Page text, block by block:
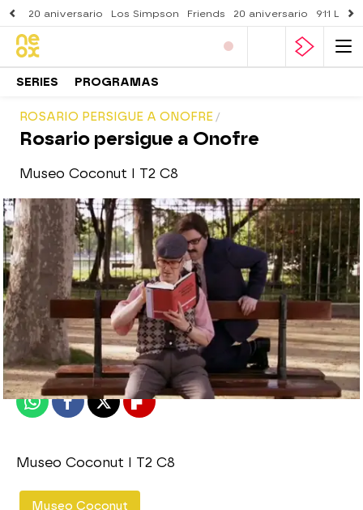
20 aniversario Los Simpson Friends 20 aniversario 911
SERIES PROGRAMAS
ROSARIO PERSIGUE A ONOFRE
Rosario persigue a Onofre
Museo Coconut I T2 C8
neox
Publicado:18 de noviembre de 2011, 13:14
WhatsappFacebook
X Flipboard
Museo Coconut I T2 C8
Museo Coconut